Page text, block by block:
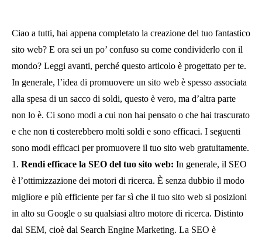
Ciao a tutti, hai appena completato la creazione del tuo fantastico
sito web? E ora sei un po’ confuso su come condividerlo con il
mondo? Leggi avanti, perché questo articolo è progettato per te.
In generale, l’idea di promuovere un sito web è spesso associata
alla spesa di un sacco di soldi, questo è vero, ma d’altra parte
non lo è. Ci sono modi a cui non hai pensato o che hai trascurato
e che non ti costerebbero molti soldi e sono efficaci. I seguenti
sono modi efficaci per promuovere il tuo sito web gratuitamente.
1. Rendi efficace la SEO del tuo sito web: In generale, il SEO
è l’ottimizzazione dei motori di ricerca. È senza dubbio il modo
migliore e più efficiente per far sì che il tuo sito web si posizioni
in alto su Google o su qualsiasi altro motore di ricerca. Distinto
dal SEM, cioè dal Search Engine Marketing. La SEO è